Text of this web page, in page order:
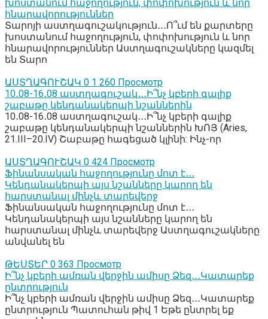
խոստանում հաջողություն, փոփոխություն և նոր
հնարավորություններ
Տարոյի աստղագուշակություն․․․Ո՞ւմ են քարտերը
խոստանում հաջողություն, փոփոխություն և նոր
հնարավորություններ Աստղագուշակները կազմել
են Տարո
ԱՍՏՂԱԳՈՒՇԱԿ 0 1 260 Просмотр
10․08-16․08 աստղագուշակ․․․Ի՞նչ կբերի գալիք
շաբաթը կենդանակերպի նշաններին
10․08-16․08 աստղագուշակ․․․Ի՞նչ կբերի գալիք
շաբաթը կենդանակերպի նշաններին ԽՈՅ (Aries,
21.III–20.IV) Շաբաթը հագեցած կլինի: Ինչ-որ
ԱՍՏՂԱԳՈՒՇԱԿ 0 424 Просмотр
Ֆինանսական հաջողությունը մոտ է․․․
Կենդանակերպի այս նշանները կարող են
հարստանալ մինչև տարեվերջ
Ֆինանսական հաջողությունը մոտ է․․․
Կենդանակերպի այս նշանները կարող են
հարստանալ մինչև տարեվերջ Աստղագուշակները
անվանել են
ԹԵՍՏԵՐ 0 363 Просмотр
Ի՞նչ կբերի ամռան վերջին ամիսը Ձեզ․․․Կատարեք
ընտրություն
Ի՞նչ կբերի ամռան վերջին ամիսը Ձեզ․․․Կատարեք
ընտրություն Պատուհան թիվ 1 Եթե ընտրել եք